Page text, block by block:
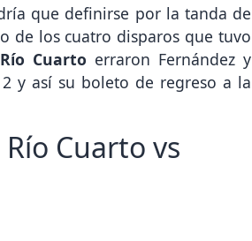
que definirse por la tanda de
de los cuatro disparos que tuvo
Cuarto erraron Fernández y
y así su boleto de regreso a la
Cuarto vs